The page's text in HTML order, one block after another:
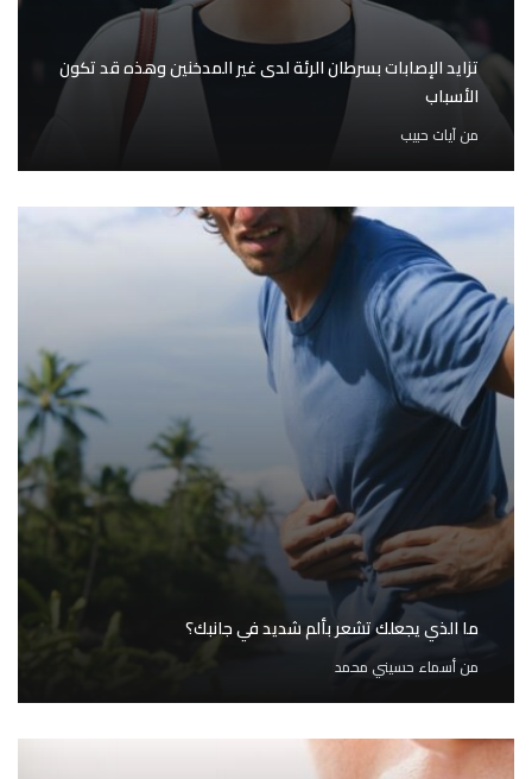
تزايد الإصابات بسرطان الرئة لدى غير المدخنين وهذه قد تكون
الأسباب
منآيات حبيب
ما الذي يجعلك تشعر بألم شديد في جانبك؟
منأسماء حسيني محمد